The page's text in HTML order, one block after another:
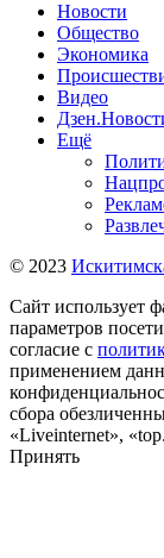
Новости
Общество
Экономика
Видео
Ещё
© 2023
Сайт использует
параметров
согласие с
применением
сбора
«Liveinternet»,
Принять